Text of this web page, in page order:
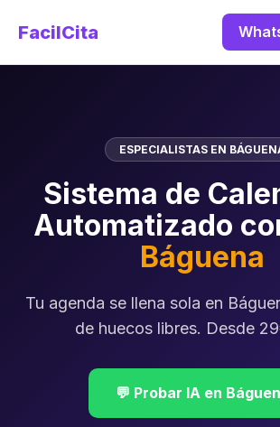
FacilCita
ESPECIALISTAS EN
Sistema de
Automatizado
Báguena
Tu agenda se llena sola en
de huecos libres. Desde
💬 Probar IA en